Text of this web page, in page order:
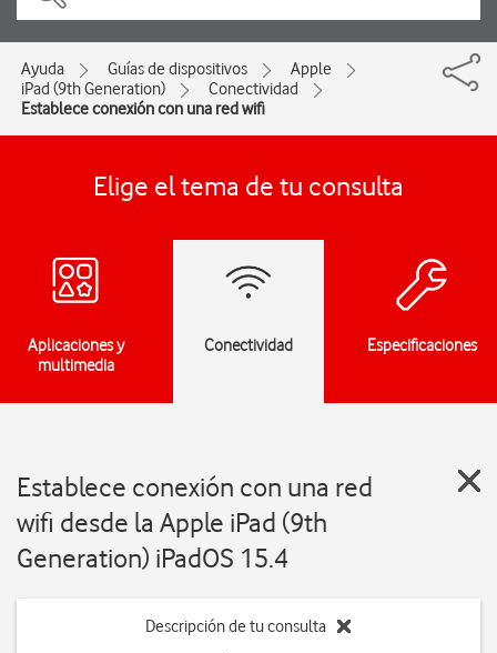
Ayuda Guías de dispositivos
Apple
iPad (9th Generation)
Conectividad
Establece conexión con una red wifi
Elige el tema de tu consulta
Aplicaciones y
multimedia
Conectividad Especificaciones
Establece conexión con una red
wifi desde la Apple iPad (9th
Generation) iPadOS 15.4
Descripción de tu consulta